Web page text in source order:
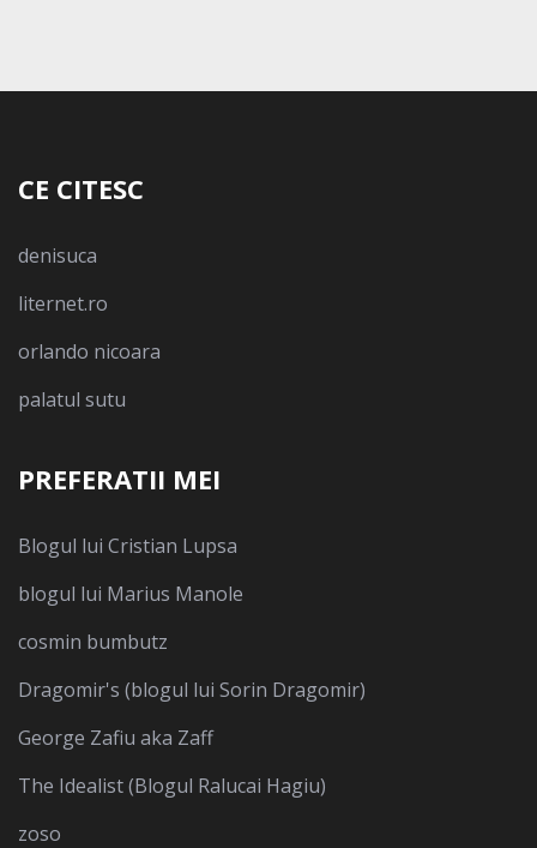
CE CITESC
denisuca
liternet.ro
orlando nicoara
palatul sutu
PREFERATII MEI
Blogul lui Cristian Lupsa
blogul lui Marius Manole
cosmin bumbutz
Dragomir's (blogul lui Sorin Dragomir)
George Zafiu aka Zaff
The Idealist (Blogul Ralucai Hagiu)
zoso